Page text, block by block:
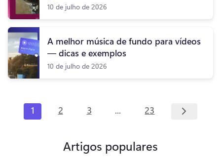
10 de julho de 2026
A melhor música de fundo para vídeos
— dicas e exemplos
10 de julho de 2026
1 2 3 ... 23
Artigos populares